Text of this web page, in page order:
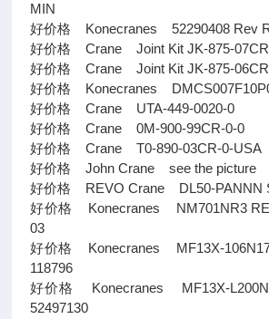
MIN
好价格 Konecranes 52290408 Rev
好价格 Crane Joint Kit JK-875-
好价格 Crane Joint Kit JK-875-
好价格 Konecranes
好价格 Crane UTA-449-0020-0
好价格 Crane 0M-900-99CR-0-0
好价格 Crane T0-890-03CR-0-USA
好价格 John Crane see the picture
好价格 REVO Crane DL50-PANNN
好价格 Konecranes NM701NR3
03
好价格 Konecranes MF13X-
118796
好价格 Konecranes MF13X-
52497130